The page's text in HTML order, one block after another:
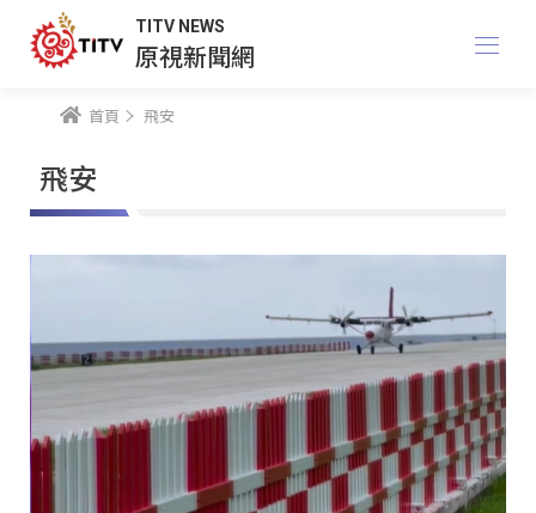
TITV NEWS
原視新聞網
首頁 飛安
飛安